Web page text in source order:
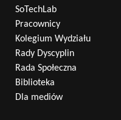
SoTechLab
Pracownicy
Kolegium Wydziału
Rady Dyscyplin
Rada Społeczna
Biblioteka
Dla mediów